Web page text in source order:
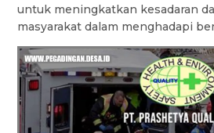
untuk meningkatkan kesadaran
masyarakat dalam menghadapi